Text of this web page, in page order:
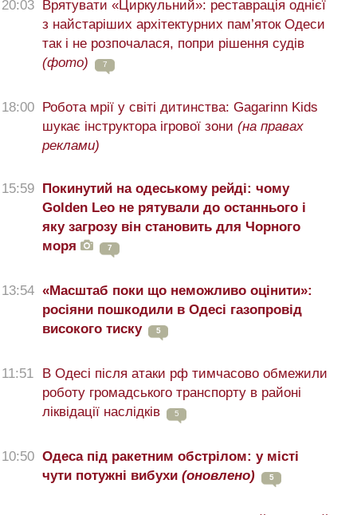
20:03 Врятувати «Циркульний»: реставрація однієї
з найстаріших архітектурних пам’яток Одеси
так і не розпочалася, попри рішення судів
(фото)
7
18:00 Робота мрії у світі дитинства: Gagarinn Kids
шукає інструктора ігрової зони (на правах
реклами)
15:59 Покинутий на одеському рейді: чому
Golden Leo не рятували до останнього і
яку загрозу він становить для Чорного
моря
7
13:54 «Масштаб поки що неможливо оцінити»:
росіяни пошкодили в Одесі газопровід
високого тиску
5
11:51
В Одесі після атаки рф тимчасово обмежили
роботу громадського транспорту в районі
ліквідації наслідків
5
10:50 Одеса під ракетним обстрілом: у місті
чути потужні вибухи (оновлено) 5